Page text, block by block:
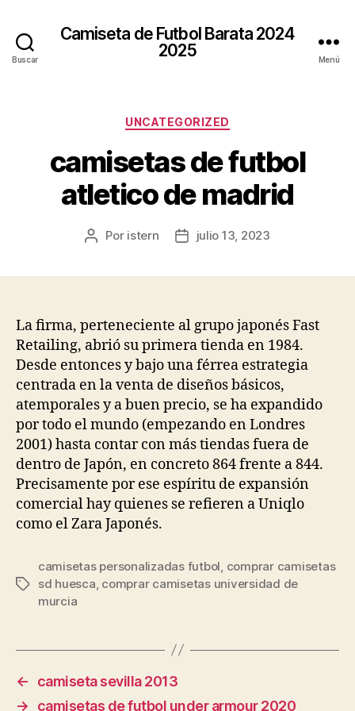
Buscar
Camiseta de Futbol Barata 2024
2025
Menú
Categorías
UNCATEGORIZED
camisetas de futbol
atletico de madrid
Autor
Por istern
Fechajulio 13, 2023
La firma, perteneciente al grupo japonés Fast
Retailing, abrió su primera tienda en 1984.
Desde entonces y bajo una férrea estrategia
centrada en la venta de diseños básicos,
atemporales y a buen precio, se ha expandido
por todo el mundo (empezando en Londres
2001) hasta contar con más tiendas fuera de
dentro de Japón, en concreto 864 frente a 844.
Precisamente por ese espíritu de expansión
comercial hay quienes se refieren a Uniqlo
como el Zara Japonés.
Etiquetas
camisetas personalizadas futbol comprar camisetas
sd huesca comprar camisetas universidad de
murcia
←
camiseta sevilla 2013
→
camisetas de futbol under armour 2020